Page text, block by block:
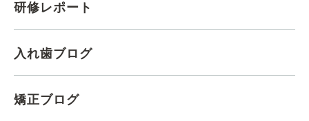
研修レポート
入れ歯ブログ
矯正ブログ